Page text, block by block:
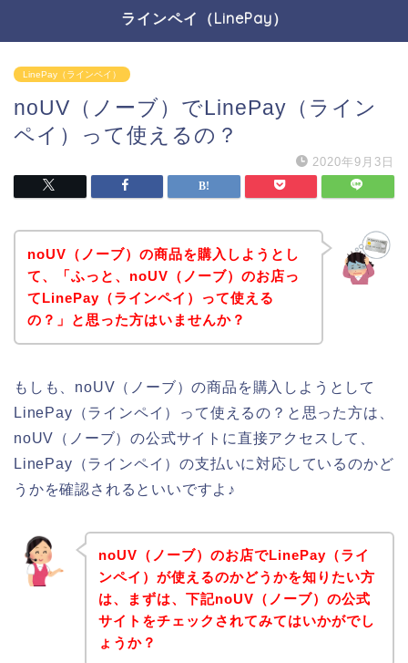
ラインペイ（LinePay）
LinePay（ラインペイ）
noUV（ノーブ）でLinePay（ライン
ペイ）って使えるの？
2020年9月3日
noUV（ノーブ）の商品を購入しようとし
て、「ふっと、noUV（ノーブ）のお店っ
てLinePay（ラインペイ）って使える
の？」と思った方はいませんか？
もしも、noUV（ノーブ）の商品を購入しようとして
LinePay（ラインペイ）って使えるの？と思った方は、
noUV（ノーブ）の公式サイトに直接アクセスして、
LinePay（ラインペイ）の支払いに対応しているのかど
うかを確認されるといいですよ♪
noUV（ノーブ）のお店でLinePay（ライ
ンペイ）が使えるのかどうかを知りたい方
は、まずは、下記noUV（ノーブ）の公式
サイトをチェックされてみてはいかがでし
ょうか？